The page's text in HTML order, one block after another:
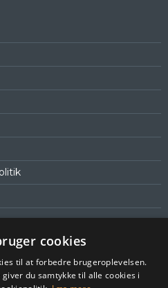
cookies
til at forbedre brugeroplevelsen.
du samtykke til alle cookies i